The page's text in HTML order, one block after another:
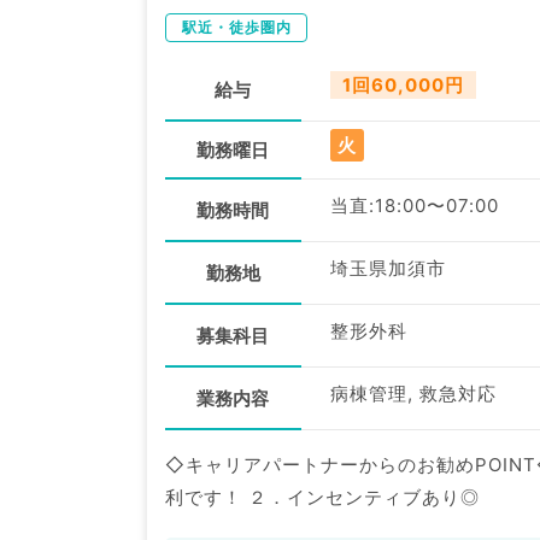
駅近・徒歩圏内
給与 1回60,000円
勤務曜日 火
勤務時間 当直:18:00〜07:00
勤務地 埼玉県加須市
募集科目 整形外科
業務内容 病棟管理, 救急対応
◇キャリアパートナーからのお勧めPOINT◇ １．最寄り駅より徒歩圏内と好立地にあるので、
利です！ ２．インセンティブあり◎